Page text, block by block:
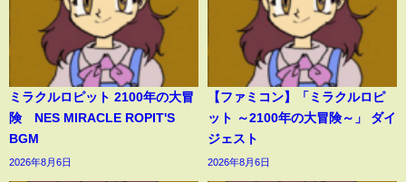
ミラクルロピット 2100年の大冒
険 NES MIRACLE ROPIT'S
BGM
2026年8月6日
【ファミコン】「ミラクルロピ
ット ～2100年の大冒険～」 ダイ
ジェスト
2026年8月6日